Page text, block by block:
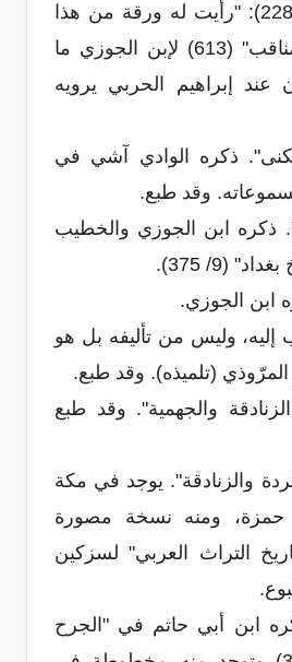
في "السير" (11/ 228): "رأيت له ورقة من هذا
الكتاب". وفي "المناقب" (613) لإبن الجوزي ما
عند إبراهيم الحربي يرويه
ذكره الوادي آشي في
وقد طبع.
ذكره ابن الجوزي والخطيب
(9/ 375).
إليه، وليس من تأليفه بل هو
(تلميذه). وقد طبع.
والجهمية". وقد طبع
والزنادقة". يوجد في مكة
ومنه نسخة مصورة
التراث العربي" لسزكين
ذكره ابن أبي حاتم في "الجرح